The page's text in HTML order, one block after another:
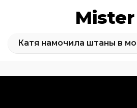
Катя намочила штаны в